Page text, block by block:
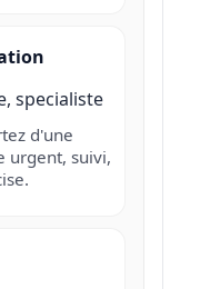
specialiste
d'une
urgent, suivi,